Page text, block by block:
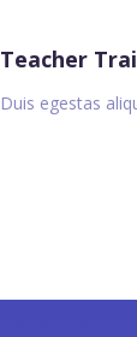
Teacher
Duis egestas